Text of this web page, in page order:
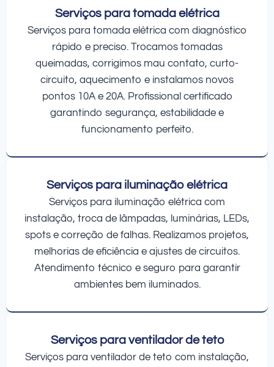
Serviços para tomada elétrica
Serviços para tomada elétrica com diagnóstico
rápido e preciso. Trocamos tomadas
queimadas, corrigimos mau contato, curto-
circuito, aquecimento e instalamos novos
pontos 10A e 20A. Profissional certificado
garantindo segurança, estabilidade e
funcionamento perfeito.
Serviços para iluminação elétrica
Serviços para iluminação elétrica com
instalação, troca de lâmpadas, luminárias, LEDs,
spots e correção de falhas. Realizamos projetos,
melhorias de eficiência e ajustes de circuitos.
Atendimento técnico e seguro para garantir
ambientes bem iluminados.
Serviços para ventilador de teto
Serviços para ventilador de teto com instalação,